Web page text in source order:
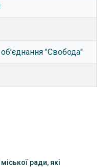
"Свобода"
ради, які